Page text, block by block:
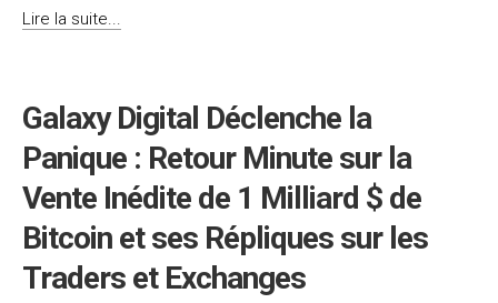
Lire la suite...
Galaxy Digital Déclenche la
Panique : Retour Minute sur la
Vente Inédite de 1 Milliard $ de
Bitcoin et ses Répliques sur les
Traders et Exchanges